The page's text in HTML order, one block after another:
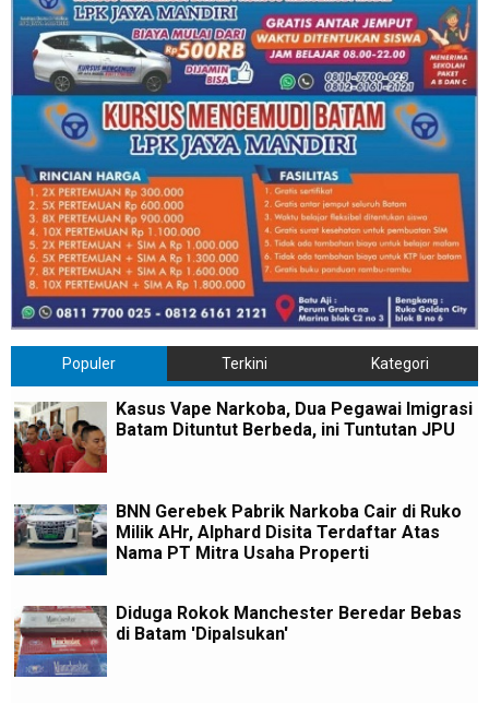
Populer Terkini Kategori
Kasus Vape Narkoba, Dua Pegawai Imigrasi
Batam Dituntut Berbeda, ini Tuntutan JPU
BNN Gerebek Pabrik Narkoba Cair di Ruko
Milik AHr, Alphard Disita Terdaftar Atas
Nama PT Mitra Usaha Properti
Diduga Rokok Manchester Beredar Bebas
di Batam 'Dipalsukan'